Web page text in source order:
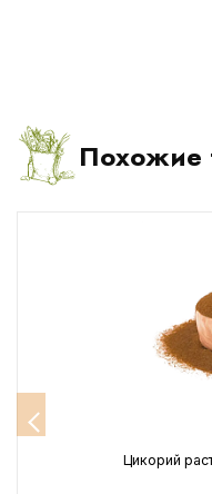
Похожие
Цикорий